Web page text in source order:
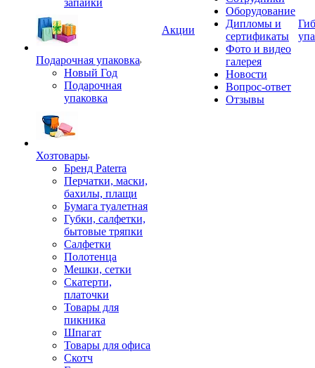
запайки
Подарочная упаковка
Новый Год
Подарочная
упаковка
Хозтовары
Бренд Paterra
Перчатки, маски,
бахилы, плащи
Бумага туалетная
Губки, салфетки,
бытовые тряпки
Салфетки
Полотенца
Мешки, сетки
Скатерти,
платочки
Товары для
пикника
Шпагат
Товары для офиса
Скотч
Акции
Оборудование
Дипломы и
сертификаты
Фото и видео
галерея
Новости
Вопрос-ответ
Отзывы